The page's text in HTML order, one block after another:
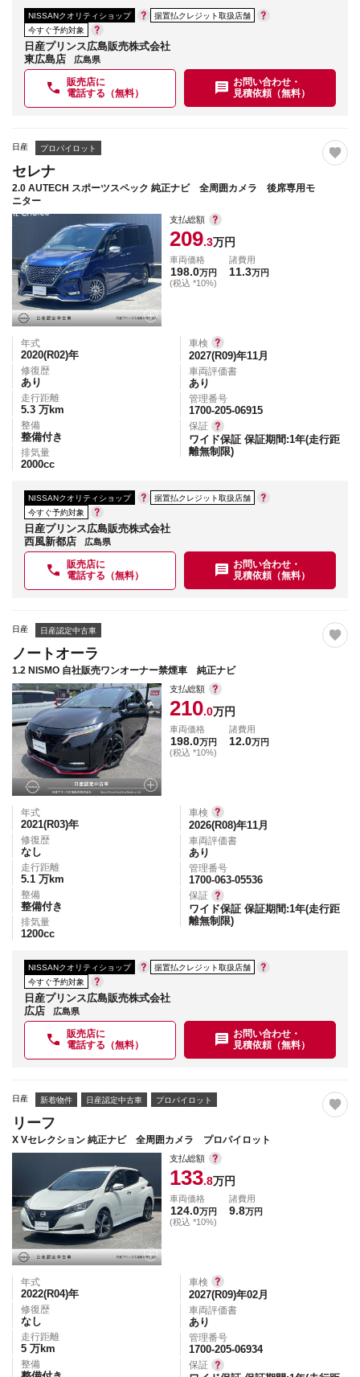
NISSANクオリティショップ
据置払クレジット取扱店舗
今すぐ予約対象
日産プリンス広島販売株式会社
東広島店
広島県
販売店に
電話する（無料）
お問い合わせ・
見積依頼（無料）
日産 プロパイロット
セレナ
2.0 AUTECH スポーツスペック 純正ナビ 全周囲カメラ 後席専用モ
ニター
支払総額
209.3万円
車両価格
198.0万円
(税込 *10%)
諸費用
11.3万円
年式
2020(R02)年
修復歴
あり
走行距離
5.3 万km
整備
整備付き
排気量
2000cc
車検
2027(R09)年11月
車両評価書
あり
管理番号
1700-205-06915
保証
ワイド保証 保証期間:1年(走行距
離無制限)
NISSANクオリティショップ
据置払クレジット取扱店舗
今すぐ予約対象
日産プリンス広島販売株式会社
西風新都店
広島県
販売店に
電話する（無料）
お問い合わせ・
見積依頼（無料）
日産 日産認定中古車
ノートオーラ
1.2 NISMO 自社販売ワンオーナー禁煙車 純正ナビ
支払総額
210.0万円
車両価格
198.0万円
(税込 *10%)
諸費用
12.0万円
年式
2021(R03)年
修復歴
なし
走行距離
5.1 万km
整備
整備付き
排気量
1200cc
車検
2026(R08)年11月
車両評価書
あり
管理番号
1700-063-05536
保証
ワイド保証 保証期間:1年(走行距
離無制限)
NISSANクオリティショップ
据置払クレジット取扱店舗
今すぐ予約対象
日産プリンス広島販売株式会社
広店
広島県
販売店に
電話する（無料）
お問い合わせ・
見積依頼（無料）
日産 新着物件 日産認定中古車 プロパイロット
リーフ
X Vセレクション 純正ナビ 全周囲カメラ プロパイロット
支払総額
133.8万円
車両価格
124.0万円
(税込 *10%)
諸費用
9.8万円
年式
2022(R04)年
修復歴
なし
走行距離
5 万km
整備
車検
2027(R09)年02月
車両評価書
あり
管理番号
1700-205-06934
保証